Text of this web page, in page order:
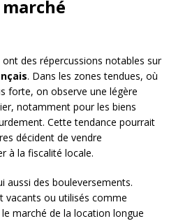
des répercussions notables sur
. Dans les zones tendues, où
forte, on observe une légère
notamment pour les biens
Cette tendance pourrait
décident de vendre
à la fiscalité locale.
aussi des bouleversements.
vacants ou utilisés comme
marché de la location longue